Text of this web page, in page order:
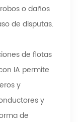
o daños
de disputas.
de flotas
IA permite
y
y
de